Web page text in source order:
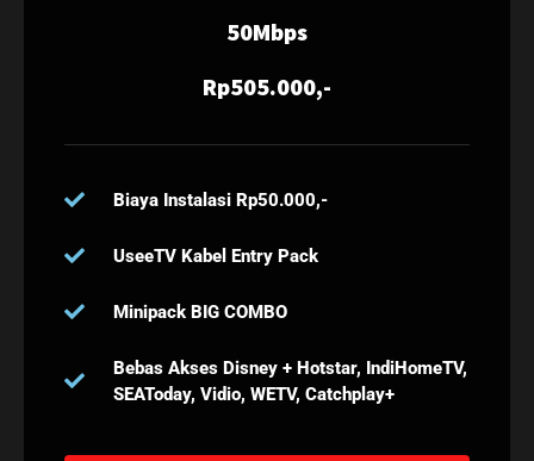
50Mbps
Rp505.000,-
Biaya Instalasi Rp50.000,-
UseeTV Kabel Entry Pack
Minipack BIG COMBO
Bebas Akses Disney + Hotstar, IndiHomeTV,
SEAToday, Vidio, WETV, Catchplay+